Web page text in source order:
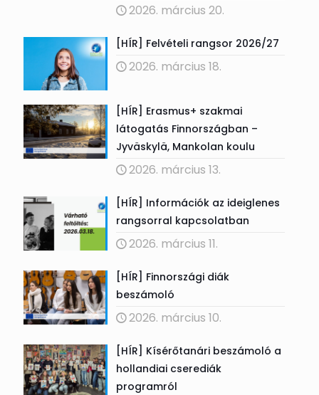
2026. március 20.
[HÍR] Felvételi rangsor 2026/27
2026. március 18.
[HÍR] Erasmus+ szakmai
látogatás Finnországban –
Jyväskylä, Mankolan koulu
2026. március 13.
[HÍR] Információk az ideiglenes
rangsorral kapcsolatban
2026. március 11.
[HÍR] Finnországi diák
beszámoló
2026. március 10.
[HÍR] Kísérőtanári beszámoló a
hollandiai cserediák
programról